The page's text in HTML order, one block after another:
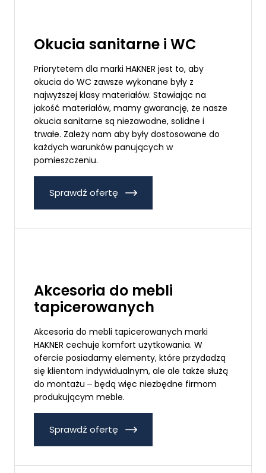
Okucia sanitarne i WC
Priorytetem dla marki HAKNER jest to, aby
okucia do WC zawsze wykonane były z
najwyższej klasy materiałów. Stawiając na
jakość materiałów, mamy gwarancję, że nasze
okucia sanitarne są niezawodne, solidne i
trwałe. Zależy nam aby były dostosowane do
każdych warunków panujących w
pomieszczeniu.
Sprawdź ofertę
Akcesoria do mebli
tapicerowanych
Akcesoria do mebli tapicerowanych marki
HAKNER cechuje komfort użytkowania. W
ofercie posiadamy elementy, które przydadzą
się klientom indywidualnym, ale ale także służą
do montażu ‒ będą więc niezbędne firmom
produkującym meble.
Sprawdź ofertę